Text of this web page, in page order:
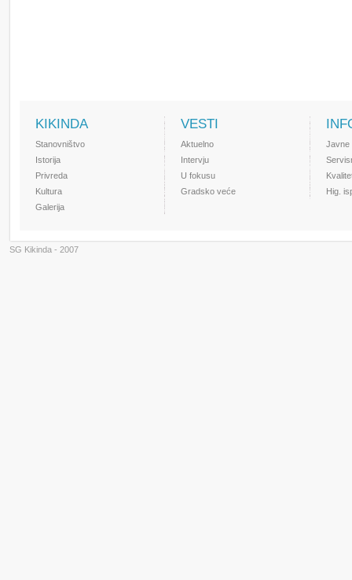
KIKINDA
Stanovništvo
Istorija
Privreda
Kultura
Galerija
VESTI
Aktuelno
Intervju
U fokusu
Gradsko veće
Javne
Hig.
SG Kikinda - 2007